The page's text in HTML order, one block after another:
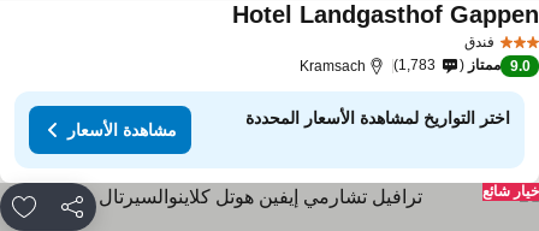
فندق
Hotel Landgasthofمشاهدة الأسعار
9.0 ممتاز 1,783
Kramsach
اختر التواريخ لمشاهدة الأسعار المحددة
مشاهدة الأسعار
مشاركة
شائع